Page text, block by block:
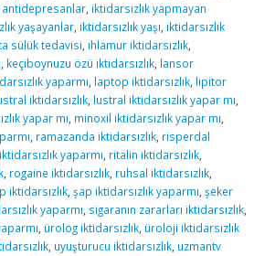
antidepresanlar, iktidarsızlık yapmayan
yaşayanlar, iktidarsızlık yaşı, iktidarsızlık
sülük tedavisi, ıhlamur iktidarsızlık,
, keçiboynuzu özü iktidarsızlık, lansor
yaparmı, laptop iktidarsızlık, lipitor
iktidarsızlık, lustral iktidarsızlık yapar mı,
yapar mı, minoxil iktidarsızlık yapar mı,
, ramazanda iktidarsızlık, risperdal
yaparmı, ritalin iktidarsızlık,
, rogaine iktidarsızlık, ruhsal iktidarsızlık,
iktidarsızlık, şap iktidarsızlık yaparmı, şeker
yaparmı, sigaranın zararları iktidarsızlık,
, ürolog iktidarsızlık, üroloji iktidarsızlık
, uyuşturucu iktidarsızlık, uzmantv